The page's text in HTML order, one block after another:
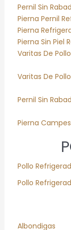
Pernil Sin
Pierna Pernil
Pierna
Pierna Sin Piel
Varitas De
Varitas De
Pernil Sin
Pierna
Pollo
Pollo
Albondigas